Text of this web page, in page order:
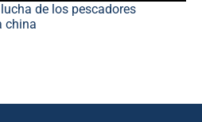
de los pescadores
china